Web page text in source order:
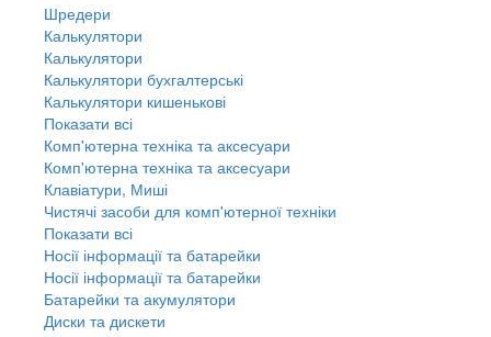
Шредери
Калькулятори
Калькулятори
Калькулятори бухгалтерські
Калькулятори кишенькові
Показати всі
Комп'ютерна техніка та аксесуари
Комп'ютерна техніка та аксесуари
Клавіатури, Миші
Чистячі засоби для комп'ютерної техніки
Показати всі
Носії інформації та батарейки
Носії інформації та батарейки
Батарейки та акумулятори
Диски та дискети